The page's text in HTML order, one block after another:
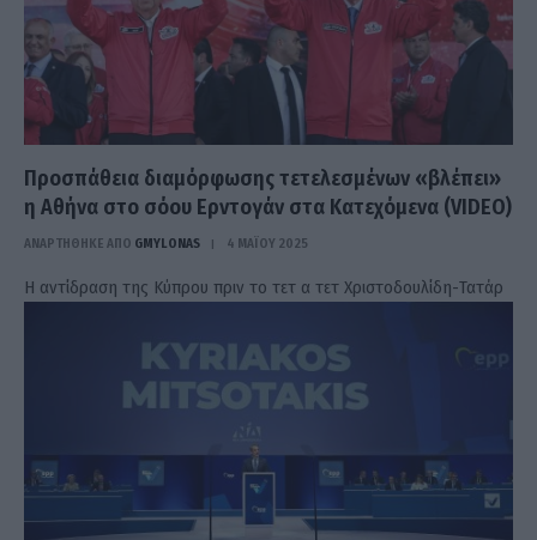
Προσπάθεια διαμόρφωσης τετελεσμένων «βλέπει»
η Αθήνα στο σόου Ερντογάν στα Κατεχόμενα (VIDEO)
ΑΝΑΡΤΗΘΗΚΕ ΑΠΟ GMYLONAS 4 ΜΑΪ́ΟΥ 2025
Η αντίδραση της Κύπρου πριν το τετ α τετ Χριστοδουλίδη-Τατάρ